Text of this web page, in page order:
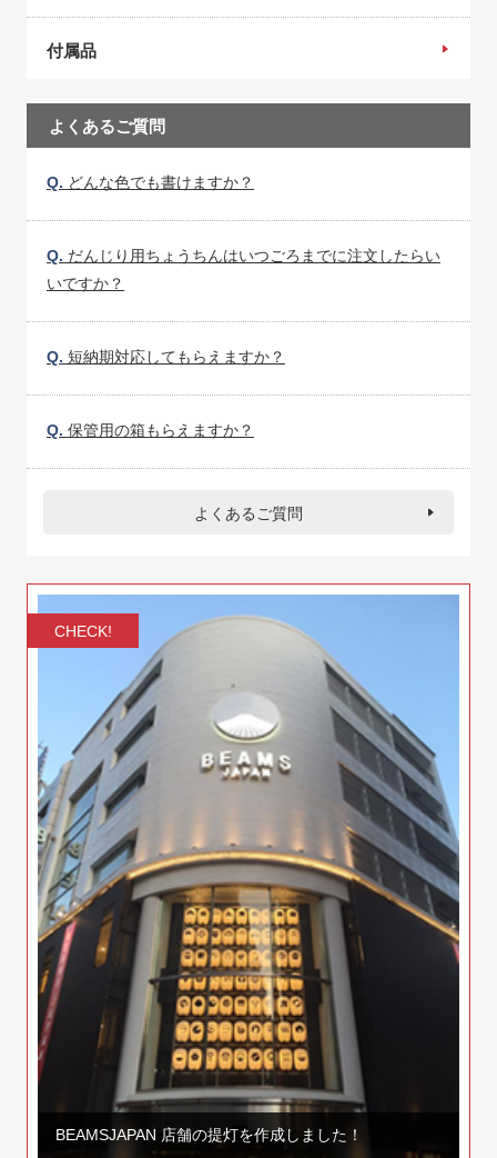
付属品
よくあるご質問
Q. どんな色でも書けますか？
Q. だんじり用ちょうちんはいつごろまでに注文したらい
いですか？
Q. 短納期対応してもらえますか？
Q. 保管用の箱もらえますか？
よくあるご質問
CHECK!
BEAMSJAPAN 店舗の提灯を作成しました！